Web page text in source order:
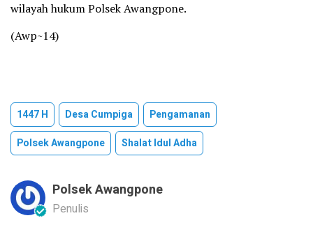
wilayah hukum Polsek Awangpone.
‎(Awp~14)
1447 H Desa Cumpiga
Pengamanan
Polsek Awangpone
Shalat Idul Adha
Polsek Awangpone
Penulis